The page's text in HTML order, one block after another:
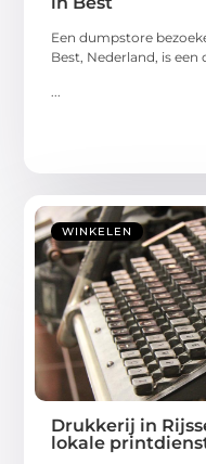
Een dumpstore
Best, Nederland, is
...
WINKELEN
Drukkerij in
lokale